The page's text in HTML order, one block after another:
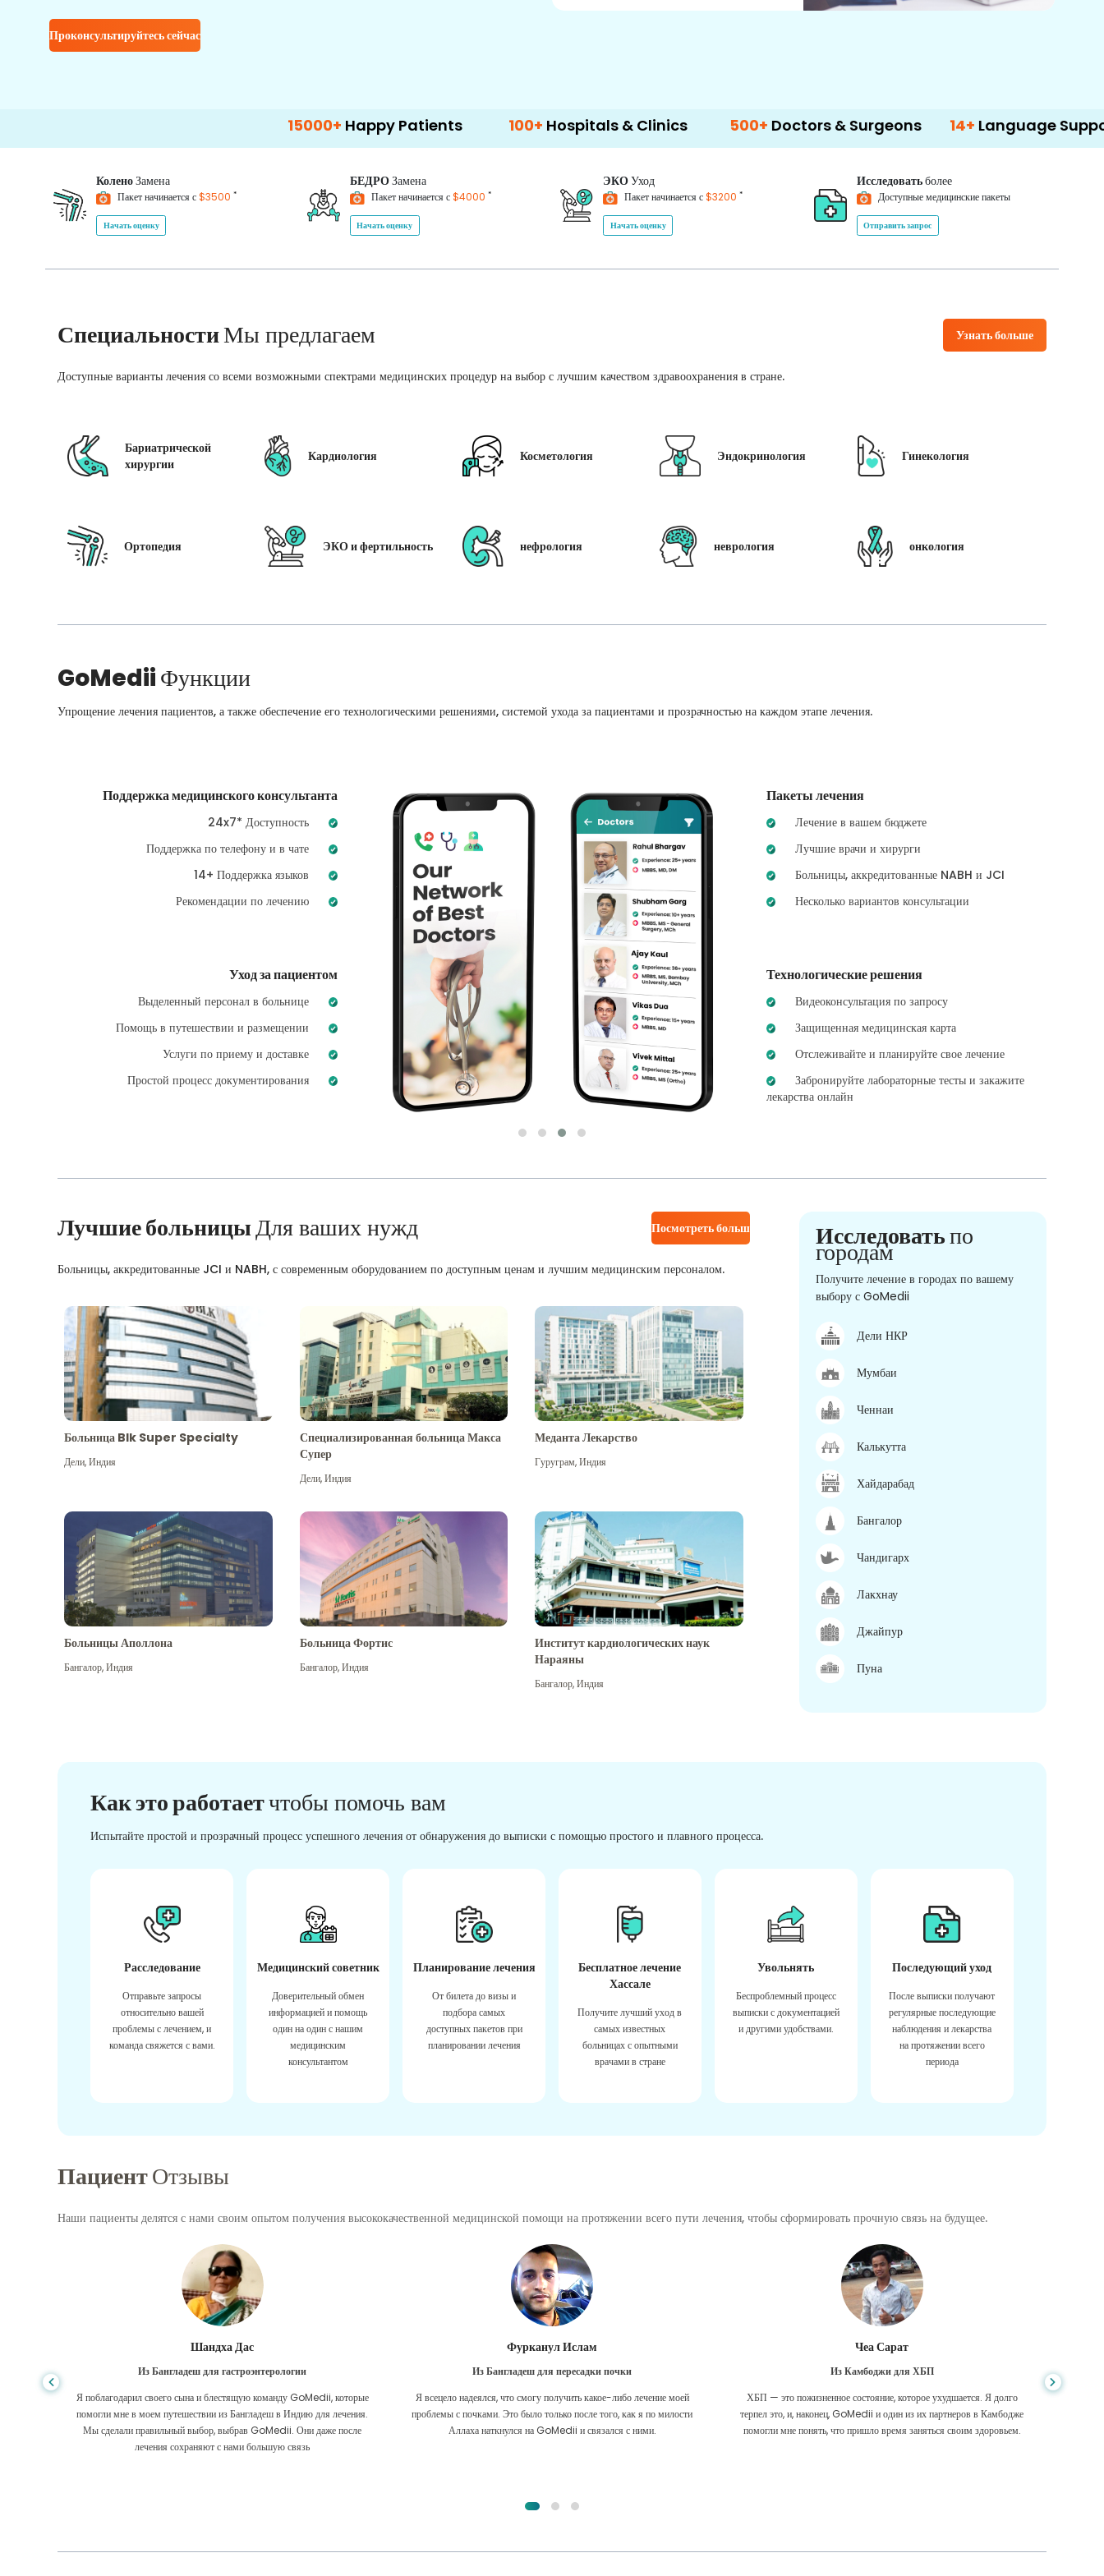
Проконсультируйтесь сейчас
Happy Patients 100+ Hospitals & Clinics 500+ Doctors & Surgeons 14+Language Support
КоленоЗамена
Пакет начинается с$3500 *
Начать оценку
БЕДРОЗамена
Пакет начинается с$4000 *
Начать оценку
ЭКОУход
Пакет начинается с$3200 *
Начать оценку
Исследоватьболее
Доступные медицинские пакеты
Отправить запрос
СпециальностиМы предлагаем Узнать больше
Доступные варианты лечения со всеми возможными спектрами медицинских процедур на выбор с лучшим качеством здравоохранения в стране.
Бариатрической
хирургии
Кардиология Косметология Эндокринология Гинекология
Ортопедия ЭКО и фертильность нефрология неврология онкология
GoMediiФункции
Упрощение лечения пациентов, а также обеспечение его технологическими решениями, системой ухода за пациентами и прозрачностью на каждом этапе лечения.
Поддержка медицинского консультанта
24x7* Доступность
Поддержка по телефону и в чате
14+ Поддержка языков
Рекомендации по лечению
Уход за пациентом
Выделенный персонал в больнице
Помощь в путешествии и размещении
Услуги по приему и доставке
Простой процесс документирования
Пакеты лечения
Лечение в вашем бюджете
Лучшие врачи и хирурги
Больницы, аккредитованные NABH и JCI
Несколько вариантов консультации
Технологические решения
Видеоконсультация по запросу
Защищенная медицинская карта
Отслеживайте и планируйте свое лечение
Забронируйте лабораторные тесты и закажите
лекарства онлайн
Лучшие больницыДля ваших нужд Посмотреть больше
Больницы, аккредитованные JCI и NABH, с современным оборудованием по доступным ценам и лучшим медицинским персоналом.
Больница Blk Super Specialty
Дели,Индия
Специализированная больница Макса
Супер
Дели,Индия
Меданта Лекарство
Гуруграм,Индия
Больницы Аполлона
Бангалор,Индия
Больница Фортис
Бангалор,Индия
Институт кардиологических наук
Нараяны
Бангалор,Индия
Исследоватьпо
городам
Получите лечение в городах по вашему
выбору с GoMedii
Дели НКР
Мумбаи
Ченнаи
Калькутта
Хайдарабад
Бангалор
Чандигарх
Лакхнау
Джайпур
Пуна
Как это работаетчтобы помочь вам
Испытайте простой и прозрачный процесс успешного лечения от обнаружения до выписки с помощью простого и плавного процесса.
Расследование
Отправьте запросы
относительно вашей
проблемы с лечением, и
команда свяжется с вами.
Медицинский советник
Доверительный обмен
информацией и помощь
один на один с нашим
медицинским
консультантом
Планирование лечения
От билета до визы и
подбора самых
доступных пакетов при
планировании лечения
Бесплатное лечение
Хассале
Получите лучший уход в
самых известных
больницах с опытными
врачами в стране
Увольнять
Беспроблемный процесс
выписки с документацией
и другими удобствами.
Последующий уход
После выписки получают
регулярные последующие
наблюдения и лекарства
на протяжении всего
периода
ПациентОтзывы
Наши пациенты делятся с нами своим опытом получения высококачественной медицинской помощи на протяжении всего пути лечения, чтобы сформировать прочную связь на будущее.
Шандха Дас
Из Бангладеш для гастроэнтерологии
Я поблагодарил своего сына и блестящую команду GoMedii, которые
помогли мне в моем путешествии из Бангладеш в Индию для лечения.
Мы сделали правильный выбор, выбрав GoMedii. Они даже после
лечения сохраняют с нами большую связь
Фурканул Ислам
Из Бангладеш для пересадки почки
Я всецело надеялся, что смогу получить какое-либо лечение моей
проблемы с почками. Это было только после того, как я по милости
Аллаха наткнулся на GoMedii и связался с ними.
Чеа Сарат
Из Камбоджи для ХБП
ХБП — это пожизненное состояние, которое ухудшается. Я долго
терпел это, и, наконец, GoMedii и один из их партнеров в Камбодже
помогли мне понять, что пришло время заняться своим здоровьем.